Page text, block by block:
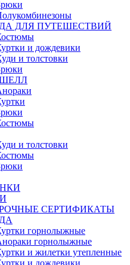
ДЛЯ ПУТЕШЕСТВИЙ
и дождевики
и толстовки
и толстовки
СЕРТИФИКАТЫ
горнолыжные
горнолыжные
и жилетки утепленные
и дождевики